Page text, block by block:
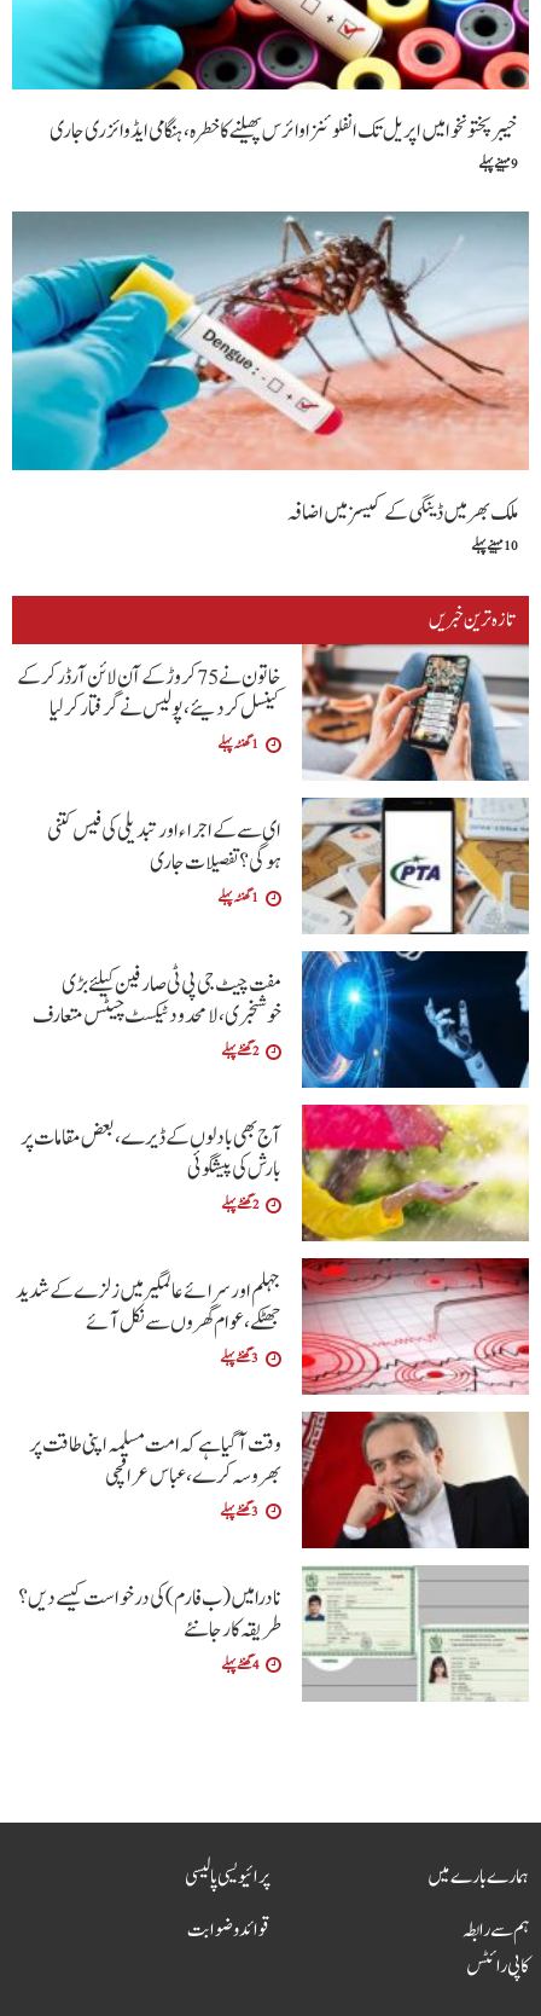
خیبرپختونخوا میں اپریل تک انفلوئنزا وائرس پھیلنےکا خطرہ، ہنگامی ایڈوائزری جاری
9 مہینے پہلے
ملک بھر میں ڈینگی کے کیسز میں اضافہ
10 مہینے پہلے
تازہ ترین خبریں
خاتون نے 75 کروڑ کے آن لائن آرڈر کرکے
کینسل کردیئے،پولیس نے گرفتار کرلیا
1 گھنٹہ پہلے
ای سے کے اجراءاور تبدیلی کی فیس کتنی
ہوگی؟تفصیلات جاری
1 گھنٹہ پہلے
مفت چیٹ جی پی ٹی صارفین کیلئے بڑی
خوشخبری، لامحدود ٹیکسٹ چیٹس متعارف
2 گھنٹے پہلے
آج بھی بادلوں کے ڈیرے ، بعض مقامات پر
بارش کی پیشگوئی
2 گھنٹے پہلے
جہلم اور سرائے عالمگیر میں زلزے کے شدید
جھٹکے ،عوام گھروں سے نکل آئے
3 گھنٹے پہلے
وقت آگیا ہے کہ امت مسلمہ اپنی طاقت پر
بھروسہ کرے ،عباس عراقچی
3 گھنٹے پہلے
نادرا میں (ب فارم ) کی درخواست کیسے دیں ؟
طریقہ کار جانئے
4 گھنٹے پہلے
ہمارے بارے میں
ہم سے رابطہ
پرائیویسی پالیسی
قوائد و ضوابت
کاپی رائٹس